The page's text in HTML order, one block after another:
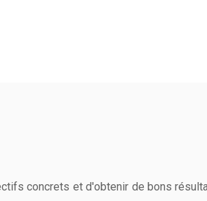
concrets et d'obtenir de bons